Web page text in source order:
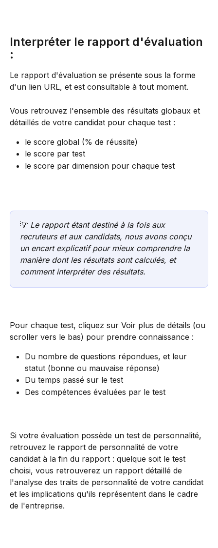
Interpréter le rapport d'évaluation
:
Le rapport d'évaluation se présente sous la forme
d'un lien URL, et est consultable à tout moment.
Vous retrouvez l'ensemble des résultats globaux et
détaillés de votre candidat pour chaque test :
le score global (% de réussite)
le score par test
le score par dimension pour chaque test
💡 Le rapport étant destiné à la fois aux
recruteurs et aux candidats, nous avons conçu
un encart explicatif pour mieux comprendre la
manière dont les résultats sont calculés, et
comment interpréter des résultats.
Pour chaque test, cliquez sur Voir plus de détails (ou
scroller vers le bas) pour prendre connaissance :
Du nombre de questions répondues, et leur
statut (bonne ou mauvaise réponse)
Du temps passé sur le test
Des compétences évaluées par le test
Si votre évaluation possède un test de personnalité,
retrouvez le rapport de personnalité de votre
candidat à la fin du rapport : quelque soit le test
choisi, vous retrouverez un rapport détaillé de
l'analyse des traits de personnalité de votre candidat
et les implications qu'ils représentent dans le cadre
de l'entreprise.